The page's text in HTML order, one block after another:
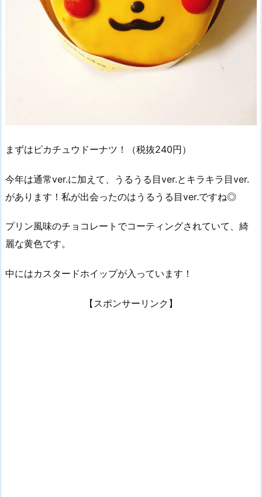
まずはピカチュウドーナツ！（税抜240円）
今年は通常ver.に加えて、うるうる目ver.とキラキラ目ver.
があります！私が出会ったのはうるうる目ver.ですね◎
プリン風味のチョコレートでコーティングされていて、綺
麗な黄色です。
中にはカスタードホイップが入っています！
【スポンサーリンク】